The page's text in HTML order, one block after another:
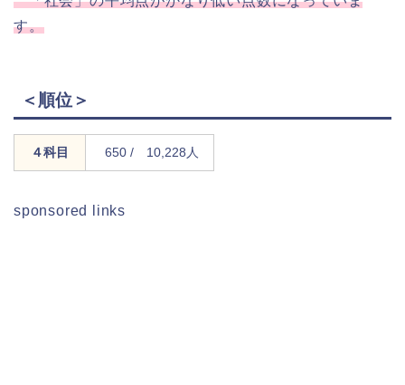
す。
＜順位＞
４科目 650 / 10,228人
sponsored links